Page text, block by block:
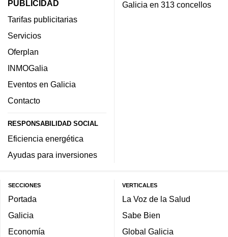
PUBLICIDAD
Tarifas publicitarias
Servicios
Oferplan
INMOGalia
Eventos en Galicia
Contacto
RESPONSABILIDAD SOCIAL
Eficiencia energética
Ayudas para inversiones
Galicia en 313 concellos
SECCIONES
Portada
Galicia
Economía
VERTICALES
La Voz de la Salud
Sabe Bien
Global Galicia